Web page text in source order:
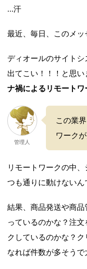
…汗
最近、毎日、このメ
ディオールのサイトシ
出てこい！！！と思
ナ禍によるリモートワ
管理人
この業
ワーク
リモートワークの中
つも通りに動けないん
結果、商品発送や商
っているのかな？注
クしているのかな？
なれば件数が多そうで